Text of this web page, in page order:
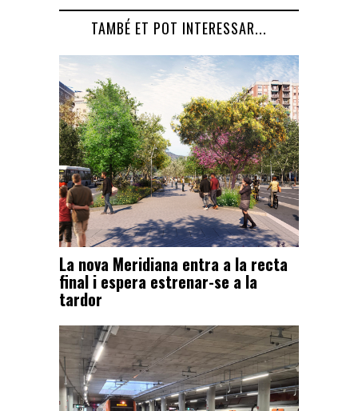
TAMBÉ ET POT INTERESSAR...
La nova Meridiana entra a la recta
final i espera estrenar-se a la
tardor